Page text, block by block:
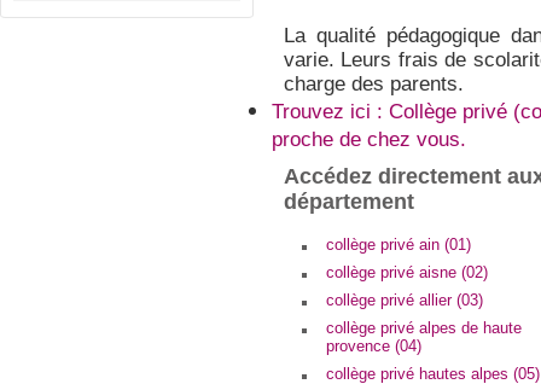
La qualité pédagogique
varie. Leurs frais de
charge des parents.
Trouvez ici : Collège privé
proche de chez vous.
Accédez directement
département
collège privé ain (01)
collège privé aisne (02)
collège privé allier (03)
collège privé alpes de haute
provence (04)
collège privé hautes alpes (05)